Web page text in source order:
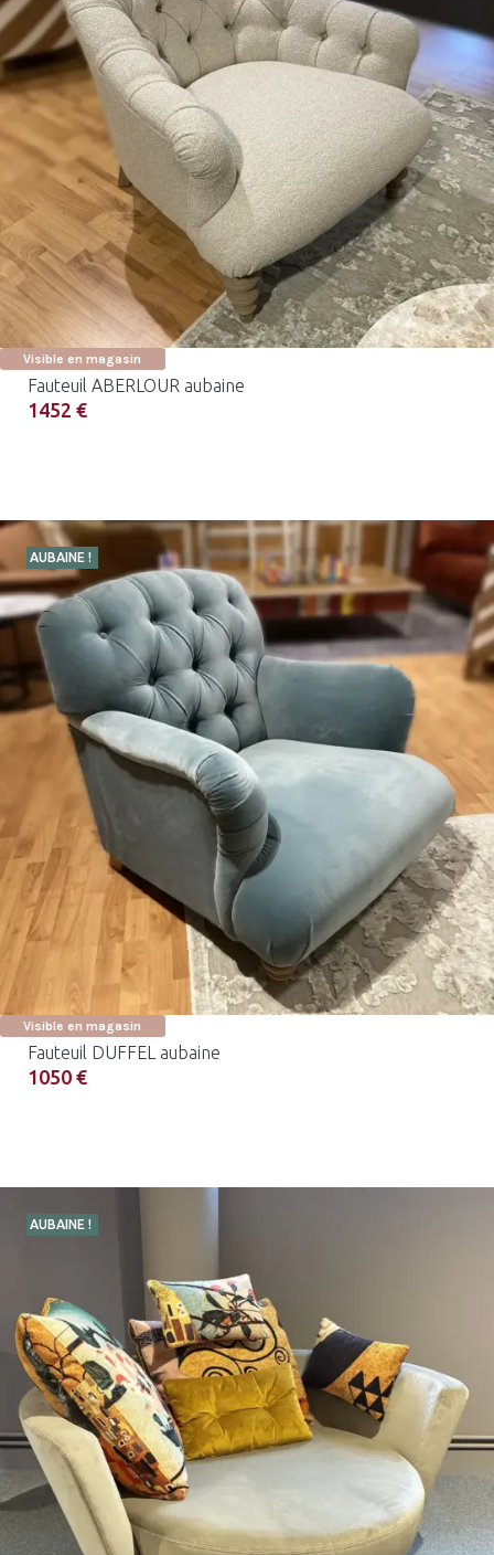
Visible en magasin
Fauteuil ABERLOUR aubaine
1452 €
AUBAINE !
Visible en magasin
Fauteuil DUFFEL aubaine
1050 €
AUBAINE !